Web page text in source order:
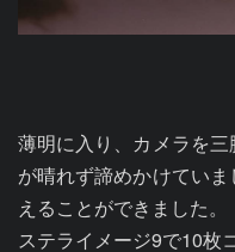
薄明に入り、カメラを
が晴れず諦めかけてい
えることができました。
ステライメージ9で10枚